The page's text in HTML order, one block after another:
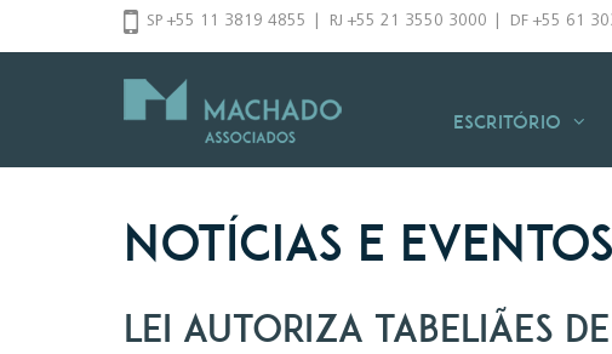
SP +55 11 3819 4855 RJ +55 21 3550 3000 DF +55 61
Escritório
Notícias e Eventos
Lei autoriza tabeliães